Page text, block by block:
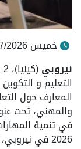
خميس 02/07/2026 - 09:39
نيروبي
التعليم و
المعارف حول
والمهني، تحت
2026 في نيروبي، كينيا.